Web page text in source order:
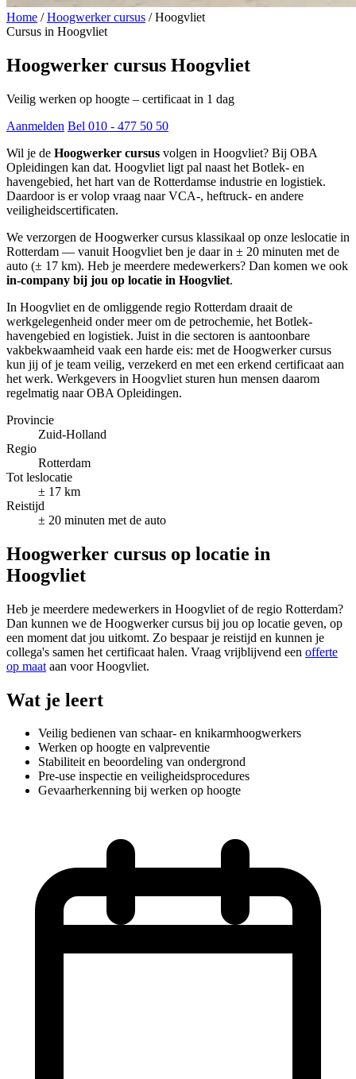
Home / Hoogwerker cursus / Hoogvliet
Cursus in Hoogvliet
Hoogwerker cursus Hoogvliet
Veilig werken op hoogte – certificaat in 1 dag
Aanmelden Bel 010 - 477 50 50
Wil je de Hoogwerker cursus volgen in Hoogvliet? Bij OBA
Opleidingen kan dat. Hoogvliet ligt pal naast het Botlek- en
havengebied, het hart van de Rotterdamse industrie en logistiek.
Daardoor is er volop vraag naar VCA-, heftruck- en andere
veiligheidscertificaten.
We verzorgen de Hoogwerker cursus klassikaal op onze leslocatie in
Rotterdam — vanuit Hoogvliet ben je daar in ± 20 minuten met de
auto (± 17 km). Heb je meerdere medewerkers? Dan komen we ook
in-company bij jou op locatie in Hoogvliet.
In Hoogvliet en de omliggende regio Rotterdam draait de
werkgelegenheid onder meer om de petrochemie, het Botlek-
havengebied en logistiek. Juist in die sectoren is aantoonbare
vakbekwaamheid vaak een harde eis: met de Hoogwerker cursus
kun jij of je team veilig, verzekerd en met een erkend certificaat aan
het werk. Werkgevers in Hoogvliet sturen hun mensen daarom
regelmatig naar OBA Opleidingen.
Provincie
Zuid-Holland
Regio
Rotterdam
Tot leslocatie
± 17 km
Reistijd
± 20 minuten met de auto
Hoogwerker cursus op locatie in
Hoogvliet
Heb je meerdere medewerkers in Hoogvliet of de regio Rotterdam?
Dan kunnen we de Hoogwerker cursus bij jou op locatie geven, op
een moment dat jou uitkomt. Zo bespaar je reistijd en kunnen je
collega's samen het certificaat halen. Vraag vrijblijvend een offerte
op maat aan voor Hoogvliet.
Wat je leert
Veilig bedienen van schaar- en knikarmhoogwerkers
Werken op hoogte en valpreventie
Stabiliteit en beoordeling van ondergrond
Pre-use inspectie en veiligheidsprocedures
Gevaarherkenning bij werken op hoogte